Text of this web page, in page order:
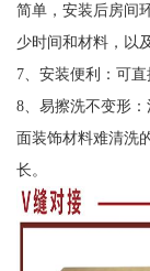
简单，安装后房间
少时间和材料，以
7、安装便利：可
8、易擦洗不变形
面装饰材料难清洗
长。